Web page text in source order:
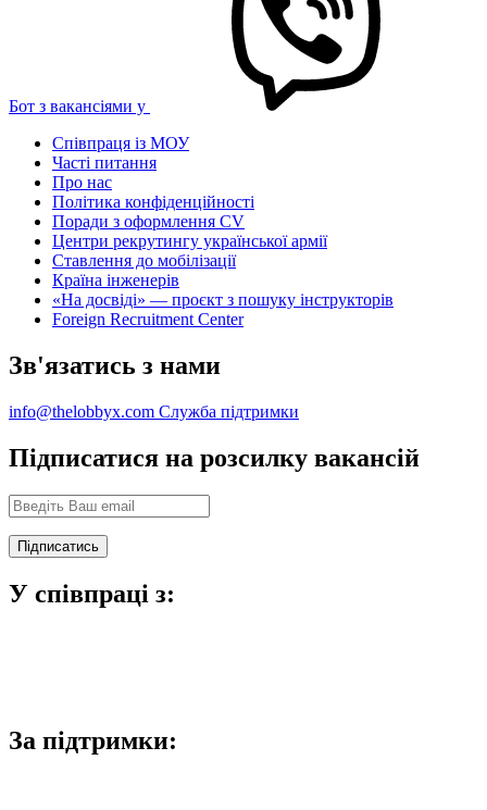
Бот з вакансіями у
Співпраця із МОУ
Часті питання
Про нас
Політика конфіденційності
Поради з оформлення CV
Центри рекрутингу української армії
Ставлення до мобілізації
Країна інженерів
«На досвіді» — проєкт з пошуку інструкторів
Foreign Recruitment Center
Зв'язатись з нами
info@thelobbyx.com Служба підтримки
Підписатися на розсилку вакансій
У співпраці з:
За підтримки: